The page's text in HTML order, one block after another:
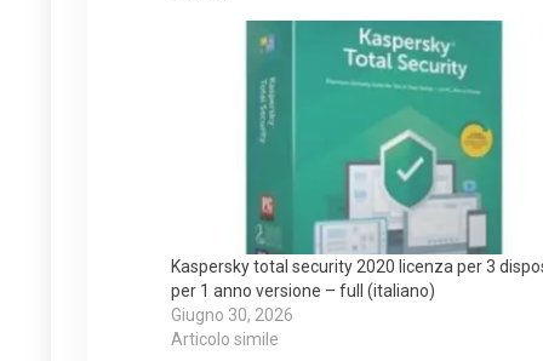
Kaspersky total security 2020 licenza per 3
per 1 anno versione – full (italiano)
Giugno 30, 2026
Articolo simile